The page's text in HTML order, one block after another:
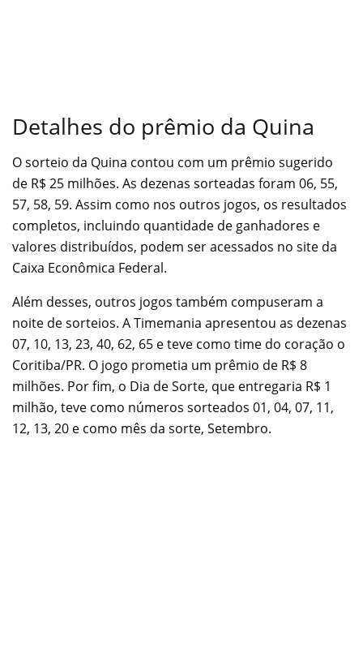
Detalhes do prêmio da Quina
O sorteio da Quina contou com um prêmio sugerido
de R$ 25 milhões. As dezenas sorteadas foram 06, 55,
57, 58, 59. Assim como nos outros jogos, os resultados
completos, incluindo quantidade de ganhadores e
valores distribuídos, podem ser acessados no site da
Caixa Econômica Federal.
Além desses, outros jogos também compuseram a
noite de sorteios. A Timemania apresentou as dezenas
07, 10, 13, 23, 40, 62, 65 e teve como time do coração o
Coritiba/PR. O jogo prometia um prêmio de R$ 8
milhões. Por fim, o Dia de Sorte, que entregaria R$ 1
milhão, teve como números sorteados 01, 04, 07, 11,
12, 13, 20 e como mês da sorte, Setembro.